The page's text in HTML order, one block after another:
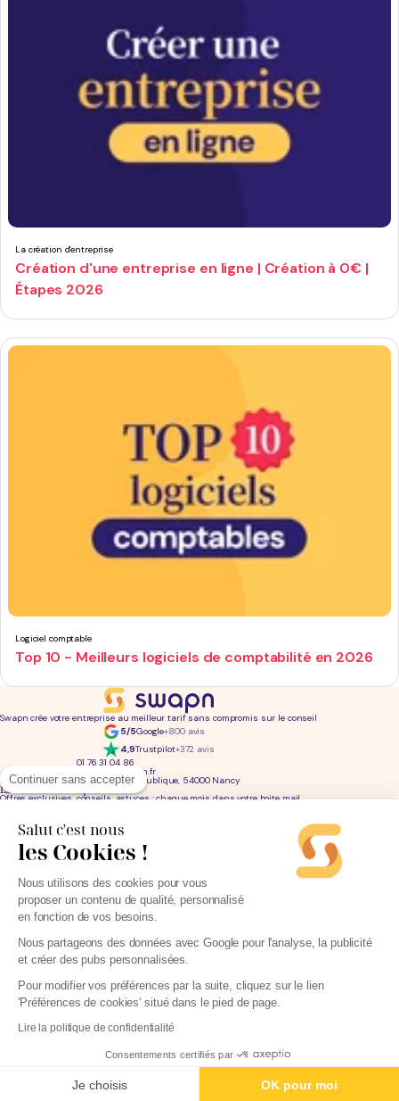
Continuer sans accepter
Salut c'est nous
les Cookies !
Nous utilisons des cookies pour vous
proposer un contenu de qualité, personnalisé
en fonction de vos besoins.
Nous partageons des données avec Google pour l'analyse, la publicité
et créer des pubs personnalisées.
Pour modifier vos préférences par la suite, cliquez sur le lien
'Préférences de cookies' situé dans le pied de page.
Lire la politique de confidentialité
Consentements certifiés par
Je choisis OK pour moi
Je crée ma SASU - 0€
La création d'entreprise
Création d'une entreprise en ligne | Création à 0€ |
Étapes 2026
Logiciel comptable
Top 10 - Meilleurs logiciels de comptabilité en 2026
Swapn crée votre entreprise au meilleur tarif sans compromis sur le conseil
5/5Google+800 avis
4,9Trustpilot+372 avis
01 76 31 04 86
bonjour@swapn.fr
2 place de la République, 54000 Nancy
Création d'entreprise
Comptabilité pas cher
Offres de comptabilité par métier
Offres de comptabilité par ville
Offres de comptabilité par statut
Tarifs
Découvrez Swapn
Avis clients
Devenir partenaire
Engagements éthiques
Contact
L-Expert-Comptable.com
La news' des entrepreneurs
Offres exclusives, conseils, astuces : chaque mois dans votre boite mail
Consultez notrenotre politique de confidentialité
Simulateurs et calculateurs
Parrainage
Politique de protection des données personnelles